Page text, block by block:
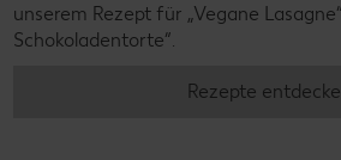
unserem Rezept für „Vegane
Schokoladentorte“.
Rezepte